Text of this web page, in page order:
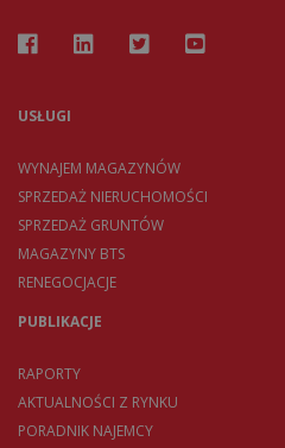
USŁUGI
WYNAJEM MAGAZYNÓW
SPRZEDAŻ NIERUCHOMOŚCI
SPRZEDAŻ GRUNTÓW
MAGAZYNY BTS
RENEGOCJACJE
PUBLIKACJE
RAPORTY
AKTUALNOŚCI Z RYNKU
PORADNIK NAJEMCY